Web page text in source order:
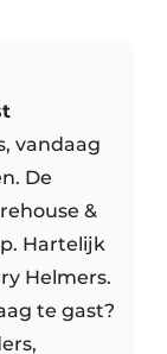
vandaag
De
&
Hartelijk
Helmers.
te gast?